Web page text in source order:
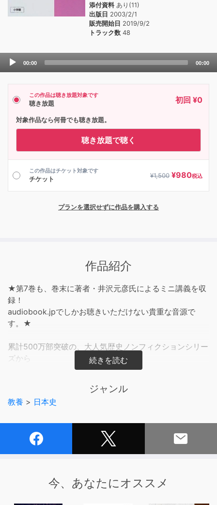
添付資料あり(11)
出版日 2003/2/1
販売開始日 2019/9/2
トラック数 48
Audio
00:00 00:00
この作品は聴き放題対象です
聴き放題 初回 ¥0
対象作品なら何冊でも聴き放題。
聴き放題で聴く
この作品はチケット対象です
チケット ¥1,500 ¥980税込
プランを選択せずに作品を購入する
作品紹介
★第7巻も、巻末に著者・井沢元彦氏によるミニ講義を収
録！
audiobook.jpでしかお聴きいただけない貴重な音源で
す。★
累計500万部突破の、大人気歴史ノンフィクションシリー
ズから
足利義満「天皇家乗っ取り」の陰謀を暴く第7巻!
なぜ戦乱記を『太平記』と呼ぶのか？
王権をめぐって天皇家と、武力をもってのし上がった足利
「天皇家乗っ取り」目前に急死した足利義満は暗殺された
ジャンル
教養 > 日本史
今、あなたにオススメ